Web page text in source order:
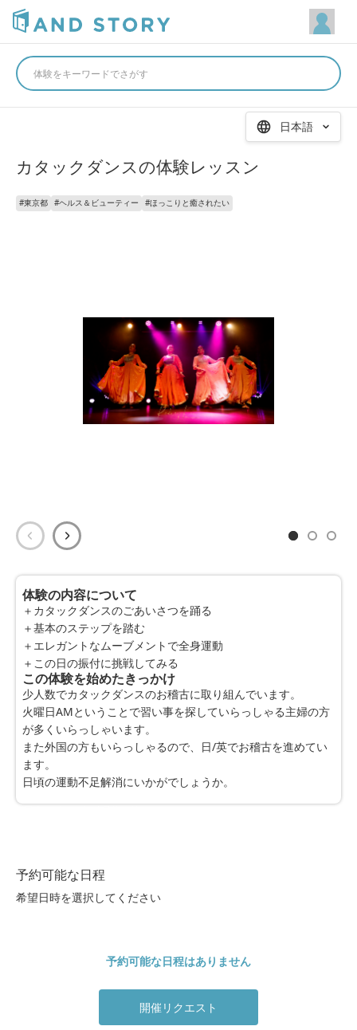
体験をキーワードでさがす
日本語
カタックダンスの体験レッスン
#東京都 #ヘルス＆ビューティー #ほっこりと癒されたい
体験の内容について
＋カタックダンスのごあいさつを踊る
＋基本のステップを踏む
＋エレガントなムーブメントで全身運動
＋この日の振付に挑戦してみる
この体験を始めたきっかけ
少人数でカタックダンスのお稽古に取り組んでいます。
火曜日AMということで習い事を探していらっしゃる主婦の方
が多くいらっしゃいます。
また外国の方もいらっしゃるので、日/英でお稽古を進めてい
ます。
日頃の運動不足解消にいかがでしょうか。
予約可能な日程
希望日時を選択してください
予約可能な日程はありません
開催リクエスト